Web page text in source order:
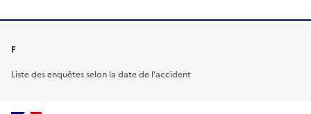
F
Liste des enquêtes selon la date de l’accident